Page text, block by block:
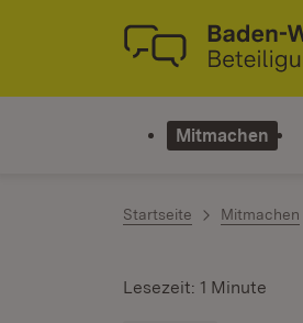
Zum Inhalt springen
Link zur Startseite
Mitmachen
Startseite Mitmachen
Lesezeit: 1 Minute